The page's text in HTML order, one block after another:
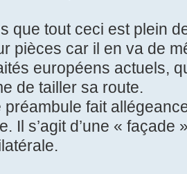
que tout ceci est plein
pièces car il en va de
européens actuels,
de tailler sa route.
fait
Il s’agit d’une «